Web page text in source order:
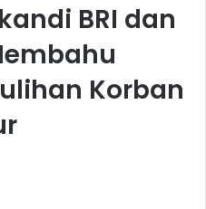
BRI dan
Korban